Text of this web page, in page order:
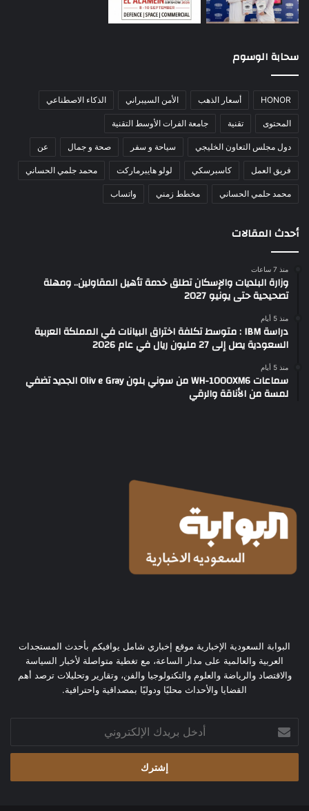
سحابة الوسوم
HONOR أسعار الذهب الأمن السيبراني الذكاء الاصطناعي
المحتوى تقنية جامعة الفرات الأوسط التقنية
دول مجلس التعاون الخليجي سياحة و سفر صحة و جمال عن
فريق العمل كاسبرسكي لولو هايبرماركت محمد جلمي الحساني
محمد حلمي الحساني مخطط زمني واتساب
أحدث المقالات
منذ 7 ساعات
وزارة البلديات والإسكان تطلق خدمة تأهيل المقاولين.. ومهلة
تصحيحية حتى يونيو 2027
منذ 5 أيام
دراسة IBM : متوسط تكلفة اختراق البيانات في المملكة العربية
السعودية يصل إلى 27 مليون ريال في عام 2026
منذ 5 أيام
سماعات WH-1000XM6 من سوني بلون Oliv e Gray الجديد تضفي
لمسة من الأناقة والرقي
البوابة السعودية الإخبارية موقع إخباري شامل يوافيكم بأحدث المستجدات
العربية والعالمية على مدار الساعة، مع تغطية متواصلة لأخبار السياسة
والاقتصاد والرياضة والعلوم والتكنولوجيا والفن، وتقارير وتحليلات ترصد أهم
القضايا والأحداث محليًا ودوليًا بمصداقية واحترافية.
بريدك
الإلكتروني